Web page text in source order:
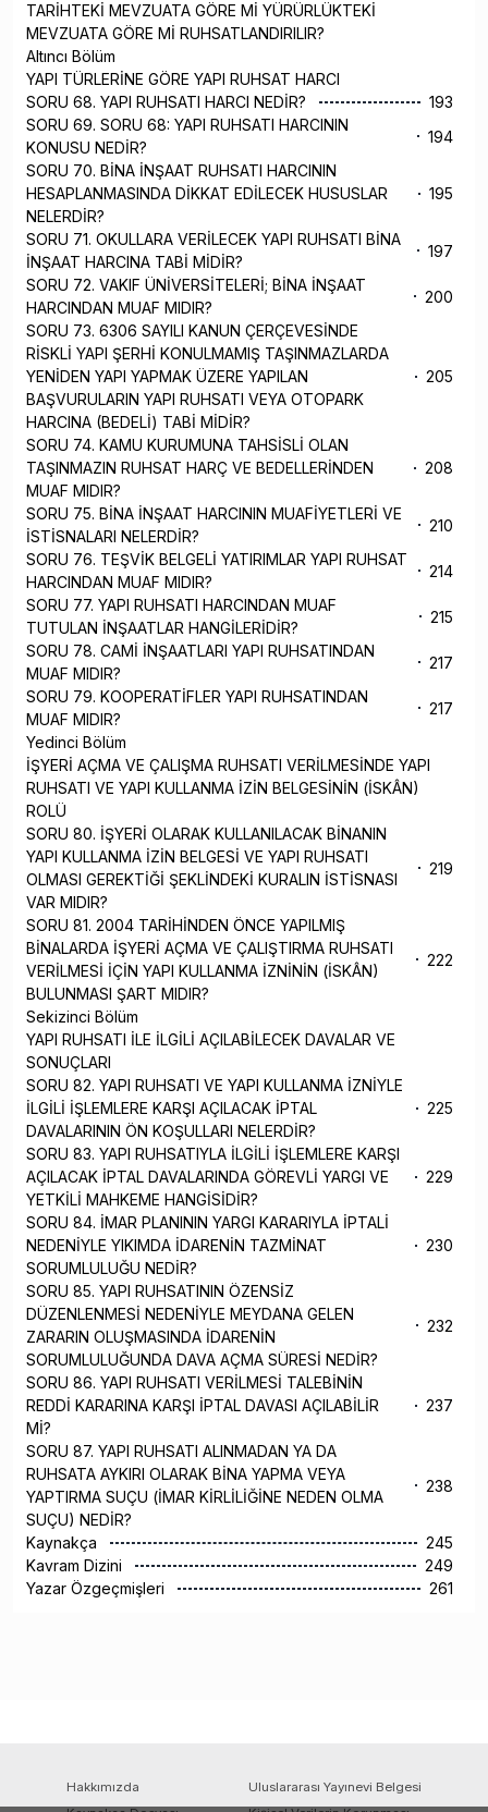
TARİHTEKİ MEVZUATA GÖRE Mİ YÜRÜRLÜKTEKİ
MEVZUATA GÖRE Mİ RUHSATLANDIRILIR?
Altıncı Bölüm
YAPI TÜRLERİNE GÖRE YAPI RUHSAT HARCI
SORU 68. YAPI RUHSATI HARCI NEDİR?
193
SORU 69. SORU 68: YAPI RUHSATI HARCININ
KONUSU NEDİR?
194
SORU 70. BİNA İNŞAAT RUHSATI HARCININ
HESAPLANMASINDA DİKKAT EDİLECEK HUSUSLAR
NELERDİR?
195
SORU 71. OKULLARA VERİLECEK YAPI RUHSATI BİNA
İNŞAAT HARCINA TABİ MİDİR?
197
SORU 72. VAKIF ÜNİVERSİTELERİ; BİNA İNŞAAT
HARCINDAN MUAF MIDIR?
200
SORU 73. 6306 SAYILI KANUN ÇERÇEVESİNDE
RİSKLİ YAPI ŞERHİ KONULMAMIŞ TAŞINMAZLARDA
YENİDEN YAPI YAPMAK ÜZERE YAPILAN
BAŞVURULARIN YAPI RUHSATI VEYA OTOPARK
HARCINA (BEDELİ) TABİ MİDİR?
205
SORU 74. KAMU KURUMUNA TAHSİSLİ OLAN
TAŞINMAZIN RUHSAT HARÇ VE BEDELLERİNDEN
MUAF MIDIR?
208
SORU 75. BİNA İNŞAAT HARCININ MUAFİYETLERİ VE
İSTİSNALARI NELERDİR?
210
SORU 76. TEŞVİK BELGELİ YATIRIMLAR YAPI RUHSAT
HARCINDAN MUAF MIDIR?
214
SORU 77. YAPI RUHSATI HARCINDAN MUAF
TUTULAN İNŞAATLAR HANGİLERİDİR?
215
SORU 78. CAMİ İNŞAATLARI YAPI RUHSATINDAN
MUAF MIDIR?
217
SORU 79. KOOPERATİFLER YAPI RUHSATINDAN
MUAF MIDIR?
217
Yedinci Bölüm
İŞYERİ AÇMA VE ÇALIŞMA RUHSATI VERİLMESİNDE YAPI
RUHSATI VE YAPI KULLANMA İZİN BELGESİNİN (İSKÂN)
ROLÜ
SORU 80. İŞYERİ OLARAK KULLANILACAK BİNANIN
YAPI KULLANMA İZİN BELGESİ VE YAPI RUHSATI
OLMASI GEREKTİĞİ ŞEKLİNDEKİ KURALIN İSTİSNASI
VAR MIDIR?
219
SORU 81. 2004 TARİHİNDEN ÖNCE YAPILMIŞ
BİNALARDA İŞYERİ AÇMA VE ÇALIŞTIRMA RUHSATI
VERİLMESİ İÇİN YAPI KULLANMA İZNİNİN (İSKÂN)
BULUNMASI ŞART MIDIR?
222
Sekizinci Bölüm
YAPI RUHSATI İLE İLGİLİ AÇILABİLECEK DAVALAR VE
SONUÇLARI
SORU 82. YAPI RUHSATI VE YAPI KULLANMA İZNİYLE
İLGİLİ İŞLEMLERE KARŞI AÇILACAK İPTAL
DAVALARININ ÖN KOŞULLARI NELERDİR?
225
SORU 83. YAPI RUHSATIYLA İLGİLİ İŞLEMLERE KARŞI
AÇILACAK İPTAL DAVALARINDA GÖREVLİ YARGI VE
YETKİLİ MAHKEME HANGİSİDİR?
229
SORU 84. İMAR PLANININ YARGI KARARIYLA İPTALİ
NEDENİYLE YIKIMDA İDARENİN TAZMİNAT
SORUMLULUĞU NEDİR?
230
SORU 85. YAPI RUHSATININ ÖZENSİZ
DÜZENLENMESİ NEDENİYLE MEYDANA GELEN
ZARARIN OLUŞMASINDA İDARENİN
SORUMLULUĞUNDA DAVA AÇMA SÜRESİ NEDİR?
232
SORU 86. YAPI RUHSATI VERİLMESİ TALEBİNİN
REDDİ KARARINA KARŞI İPTAL DAVASI AÇILABİLİR
Mİ?
237
SORU 87. YAPI RUHSATI ALINMADAN YA DA
RUHSATA AYKIRI OLARAK BİNA YAPMA VEYA
YAPTIRMA SUÇU (İMAR KİRLİLİĞİNE NEDEN OLMA
SUÇU) NEDİR?
238
Kaynakça
245
Kavram Dizini
249
Yazar Özgeçmişleri
261
Hakkımızda
Uluslararası Yayınevi Belgesi